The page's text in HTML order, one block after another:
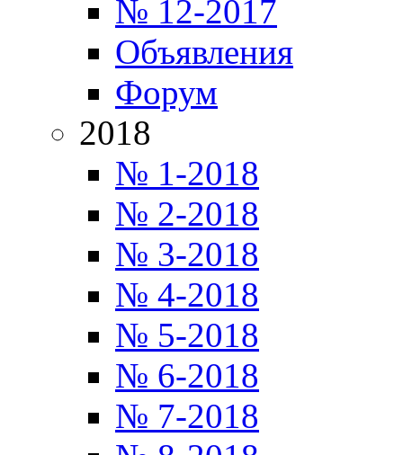
№ 12-2017
Объявления
Форум
2018
№ 1-2018
№ 2-2018
№ 3-2018
№ 4-2018
№ 5-2018
№ 6-2018
№ 7-2018